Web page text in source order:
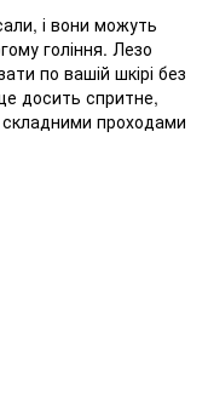
і вони можуть
гоління. Лезо
по вашій шкірі без
досить спритне,
проходами